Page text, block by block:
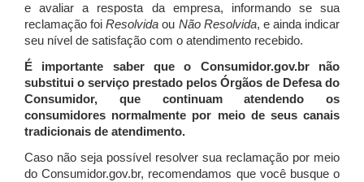
e avaliar a resposta da empresa, informando se sua
reclamação foiResolvida ou Não Resolvida, e ainda indicar
seu nível de satisfação com o atendimento recebido.
É importante saber que o Consumidor.gov.br não
substitui o serviço prestado pelos Órgãos de Defesa do
Consumidor, que continuam atendendo os
consumidores normalmente por meio de seus canais
tradicionais de atendimento.
Caso não seja possível resolver sua reclamação por meio
do Consumidor.gov.br, recomendamos que você busque o